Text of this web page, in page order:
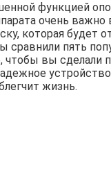
функцией
очень важно
которая будет
сравнили пять
чтобы вы сделали
жизнь.